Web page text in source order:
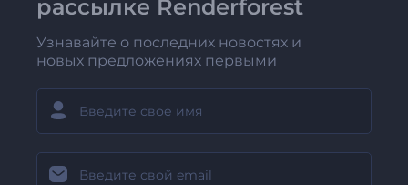
рассылке Renderforest
Узнавайте о последних новостях и
новых предложениях первыми